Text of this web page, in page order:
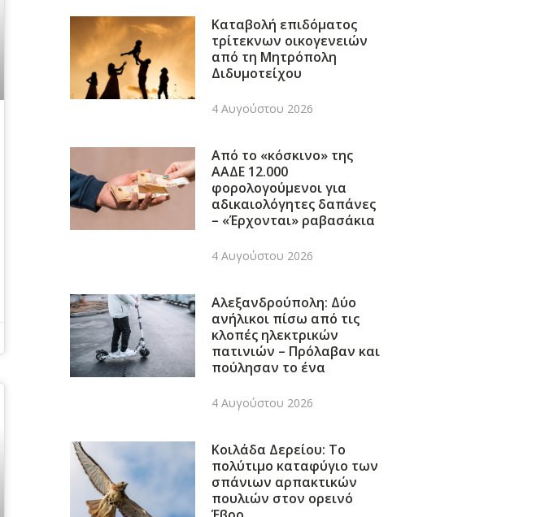
Καταβολή επιδόματος
τρίτεκνων οικογενειών
από τη Μητρόπολη
Διδυμοτείχου
4 Αυγούστου 2026
Από το «κόσκινο» της
ΑΑΔΕ 12.000
φορολογούμενοι για
αδικαιολόγητες δαπάνες
– «Έρχονται» ραβασάκια
4 Αυγούστου 2026
Αλεξανδρούπολη: Δύο
ανήλικοι πίσω από τις
κλοπές ηλεκτρικών
πατινιών – Πρόλαβαν και
πούλησαν το ένα
4 Αυγούστου 2026
Κοιλάδα Δερείου: Το
πολύτιμο καταφύγιο των
σπάνιων αρπακτικών
πουλιών στον ορεινό